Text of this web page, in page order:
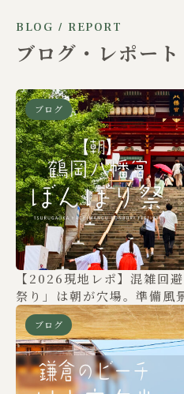
BLOG / REPORT
ブログ・レポート
ブログ
【2026現地レポ】混雑回
祭り」は朝が穴場。準備風
ブログ